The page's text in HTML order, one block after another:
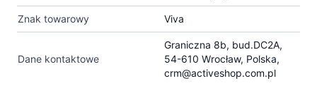
Znak towarowy Viva
Dane kontaktowe
Graniczna 8b, bud.DC2A,
54-610 Wrocław, Polska,
crm@activeshop.com.pl